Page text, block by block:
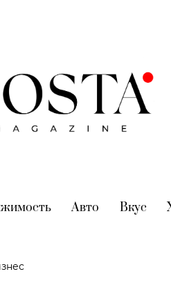
(current)
Авто (current)
Вкус